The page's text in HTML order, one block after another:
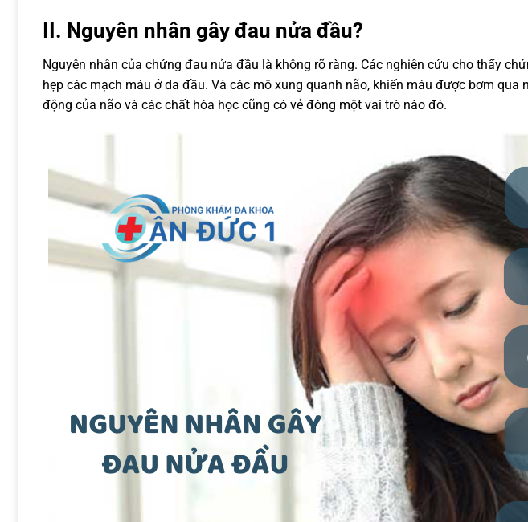
II. Nguyên nhân gây đau nửa đầu?
Nguyên nhân của chứng đau nửa đầu là không rõ ràng. Các nghiên cứu cho thấy
hẹp các mạch máu ở da đầu. Và các mô xung quanh não, khiến máu được bơm
động của não và các chất hóa học cũng có vẻ đóng một vai trò nào đó.